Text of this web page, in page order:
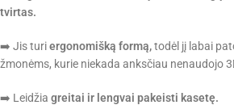
tvirtas.
➡️ Jis turiergonomišką formą,todėl jį labai
žmonėms, kurie niekada anksčiau nenaudojo
➡️ Leidžia greitai ir lengvai pakeisti kasetę.